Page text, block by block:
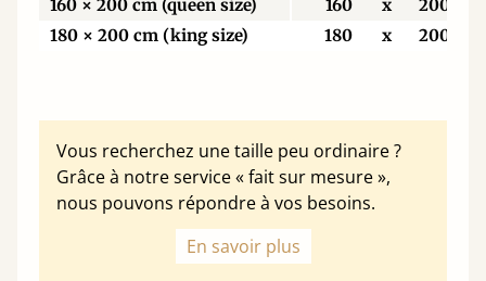
160 × 200 cm (queen size)
160 x
200
180 × 200 cm (king size)
180 x 200
Vous recherchez une taille peu ordinaire ?
Grâce à notre service « fait sur mesure »,
nous pouvons répondre à vos besoins.
En savoir plus